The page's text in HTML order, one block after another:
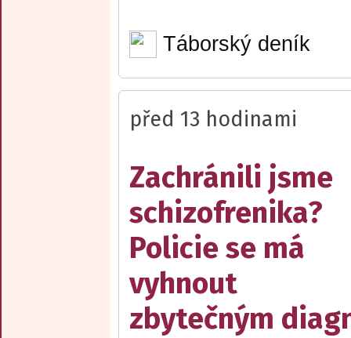
Táborský deník
před 13 hodinami
Zachránili jsme
schizofrenika?
Policie se má
vyhnout
zbytečným